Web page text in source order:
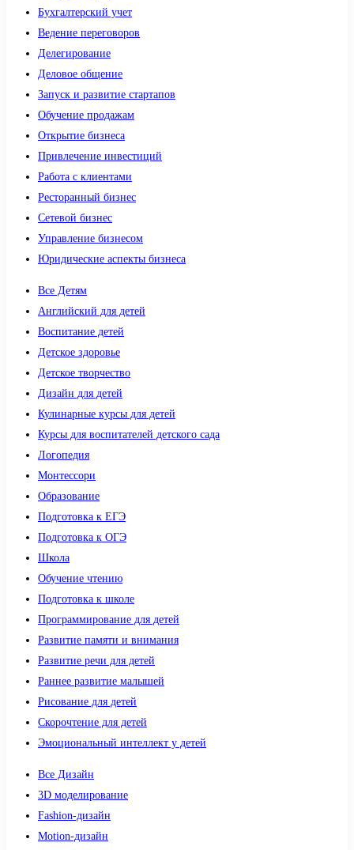
Бухгалтерский учет
Ведение переговоров
Делегирование
Деловое общение
Запуск и развитие стартапов
Обучение продажам
Открытие бизнеса
Привлечение инвестиций
Работа с клиентами
Ресторанный бизнес
Сетевой бизнес
Управление бизнесом
Юридические аспекты бизнеса
Все Детям
Английский для детей
Воспитание детей
Детское здоровье
Детское творчество
Дизайн для детей
Кулинарные курсы для детей
Курсы для воспитателей детского сада
Логопедия
Монтессори
Образование
Подготовка к ЕГЭ
Подготовка к ОГЭ
Школа
Обучение чтению
Подготовка к школе
Программирование для детей
Развитие памяти и внимания
Развитие речи для детей
Раннее развитие малышей
Рисование для детей
Скорочтение для детей
Эмоциональный интеллект у детей
Все Дизайн
3D моделирование
Fashion-дизайн
Motion-дизайн